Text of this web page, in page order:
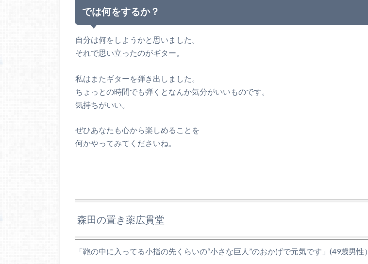
では何をするか？
自分は何をしようかと思いました。
それで思い立ったのがギター。
私はまたギターを弾き出しました。
ちょっとの時間でも弾くとなんか気分がいいものです。
気持ちがいい。
ぜひあなたも心から楽しめることを
何かやってみてくださいね。
森田の置き薬広貫堂
「鞄の中に入ってる小指の先くらいの“小さな巨人”のおかげで元気です」(49歳男性）